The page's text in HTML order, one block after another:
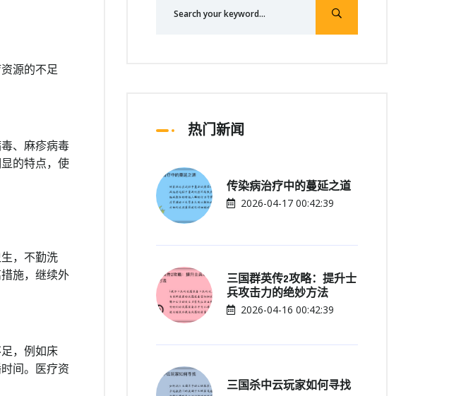
源的不足
、麻疹病毒
的特点，使
，不勤洗
施，继续外
，例如床
间。医疗资
热门新闻
传染病治疗中的蔓延之道
2026-04-17 00:42:39
三国群英传2攻略：提升士
兵攻击力的绝妙方法
2026-04-16 00:42:39
三国杀中云玩家如何寻找